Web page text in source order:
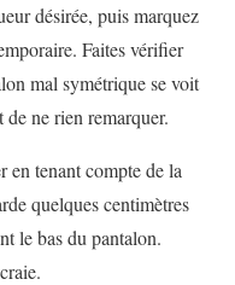
désirée, puis marquez
Faites vérifier
mal symétrique se voit
ne rien remarquer.
en tenant compte de la
quelques centimètres
le bas du pantalon.